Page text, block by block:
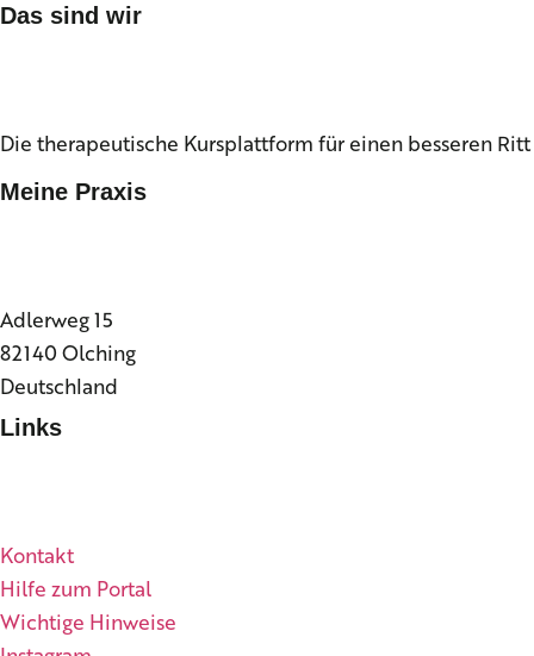
Das sind wir
Die therapeutische Kursplattform für einen besseren Ritt
Meine Praxis
Adlerweg 15
82140 Olching
Deutschland
Links
Kontakt
Hilfe zum Portal
Wichtige Hinweise